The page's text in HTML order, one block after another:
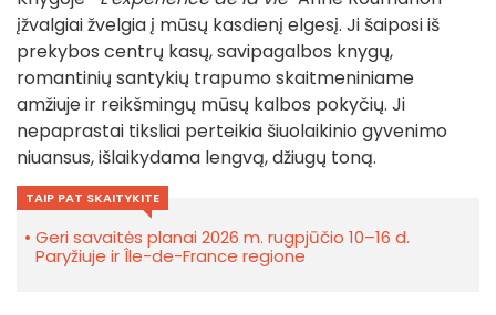
įžvalgiai žvelgia į mūsų kasdienį elgesį. Ji šaiposi iš
prekybos centrų kasų, savipagalbos knygų,
romantinių santykių trapumo skaitmeniniame
amžiuje ir reikšmingų mūsų kalbos pokyčių. Ji
nepaprastai tiksliai perteikia šiuolaikinio gyvenimo
niuansus, išlaikydama lengvą, džiugų toną.
TAIP PAT SKAITYKITE
Geri savaitės planai 2026 m. rugpjūčio 10–16 d.
Paryžiuje ir Île-de-France regione